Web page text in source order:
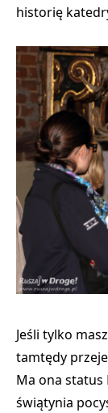
historię
Jeśli tylko
tamtędy
Ma ona status
świątynia